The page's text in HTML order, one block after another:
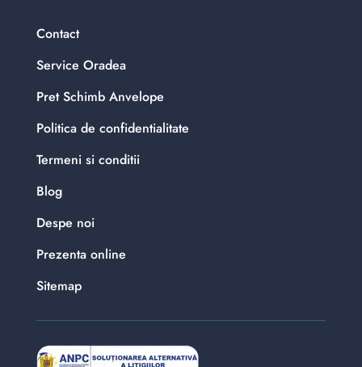
Contact
Service Oradea
Pret Schimb Anvelope
Politica de confidentialitate
Termeni si conditii
Blog
Despe noi
Prezenta online
Sitemap